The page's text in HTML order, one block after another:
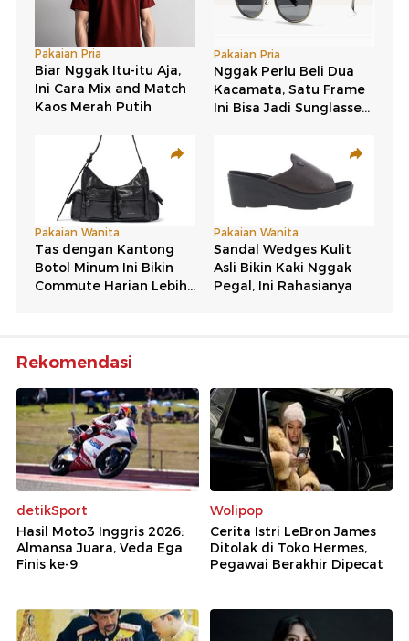
Rekomendasi
detikSport
Hasil Moto3 Inggris 2026:
Almansa Juara, Veda Ega
Finis ke-9
Wolipop
Cerita Istri LeBron James
Ditolak di Toko Hermes,
Pegawai Berakhir Dipecat